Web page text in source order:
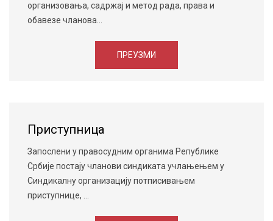
организовања, садржај и метод рада, права и
обавезе чланова...
ПРЕУЗМИ
Приступница
Запослени у правосудним органима Републике
Србије постају чланови синдиката учлањењем у
Синдикалну организацију потписивањем
приступнице, ...